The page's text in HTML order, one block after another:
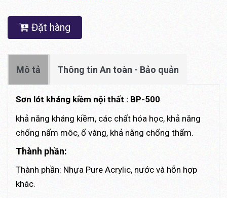
Đặt hàng
Mô tả Thông tin An toàn - Bảo quản
Sơn lót kháng kiềm nội thất : BP-500
khả năng kháng kiềm, các chất hóa học, khả năng
chống nấm môc, ố vàng, khả năng chống thấm.
Thành phần:
Thành phần: Nhựa Pure Acrylic, nước và hỗn hợp
khác.